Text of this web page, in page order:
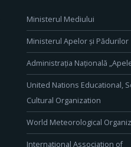
Ministerul Mediului
Ministerul Apelor și Pădurilor
Administrația Națională
United Nations Educational,
Cultural Organization
World Meteorological
International Association of